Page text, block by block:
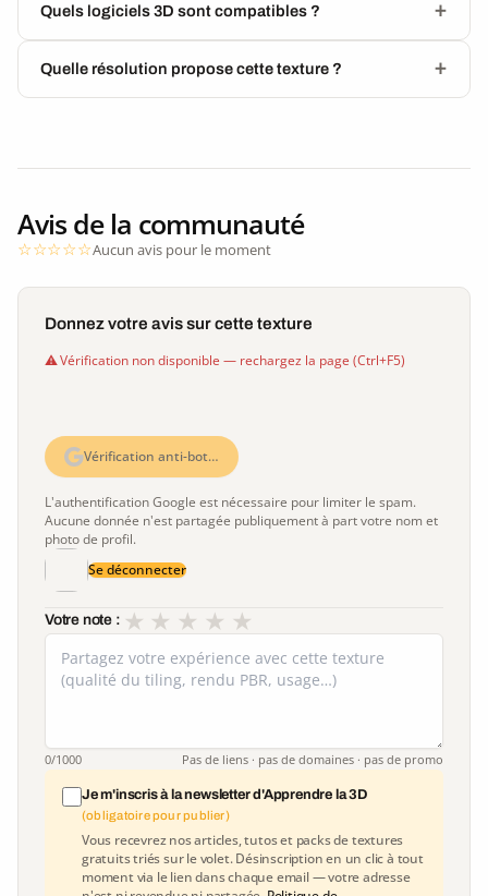
Quels logiciels 3D sont compatibles ?
Quelle résolution propose cette texture ?
Avis de la communauté
Aucun avis pour le moment
Donnez votre avis sur cette texture
Vérification non disponible — rechargez la page (Ctrl+F5)
Vérification anti-bot…
L'authentification Google est nécessaire pour limiter le spam.
Aucune donnée n'est partagée publiquement à part votre nom et
photo de profil.
Se déconnecter
Votre note : ★
★
★
★
★
0/1000 Pas de liens · pas de domaines · pas de promo
Je m'inscris à la newsletter d'Apprendre la 3D
(obligatoire pour publier)
Vous recevrez nos articles, tutos et packs de textures
gratuits triés sur le volet. Désinscription en un clic à tout
moment via le lien dans chaque email — votre adresse